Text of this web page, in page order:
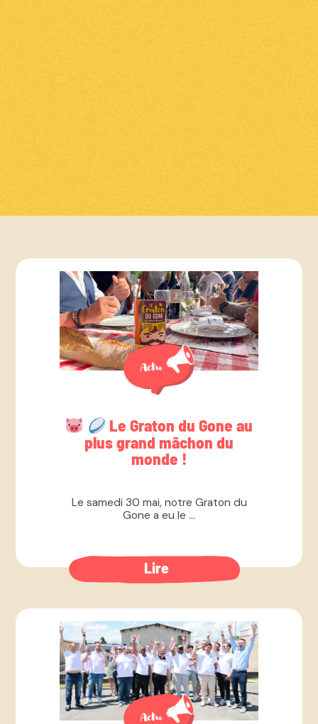
Le Graton du Gone au
plus grand mâchon du
monde !
Le samedi 30 mai, notre Graton du
Gone a eu le ...
Lire